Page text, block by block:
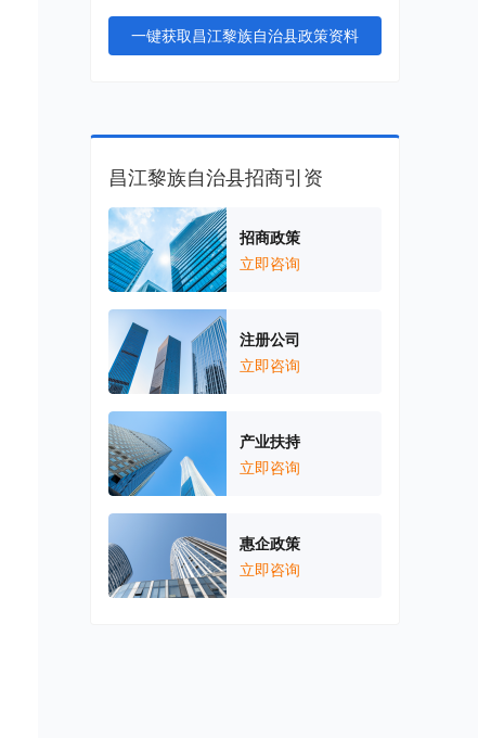
一键获取昌江黎族自治县政策资料
昌江黎族自治县招商引资
招商政策
立即咨询
注册公司
立即咨询
产业扶持
立即咨询
惠企政策
立即咨询